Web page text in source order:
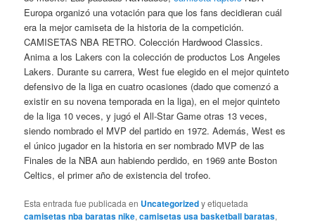
Europa organizó una votación para que los fans decidieran cuál
era la mejor camiseta de la historia de la competición.
CAMISETAS NBA RETRO. Colección Hardwood Classics.
Anima a los Lakers con la colección de productos Los Angeles
Lakers. Durante su carrera, West fue elegido en el mejor quinteto
defensivo de la liga en cuatro ocasiones (dado que comenzó a
existir en su novena temporada en la liga), en el mejor quinteto
de la liga 10 veces, y jugó el All-Star Game otras 13 veces,
siendo nombrado el MVP del partido en 1972. Además, West es
el único jugador en la historia en ser nombrado MVP de las
Finales de la NBA aun habiendo perdido, en 1969 ante Boston
Celtics, el primer año de existencia del trofeo.
Esta entrada fue publicada en Uncategorizedy etiquetada
camisetas nba baratas nike,camisetas usa basketball baratas,